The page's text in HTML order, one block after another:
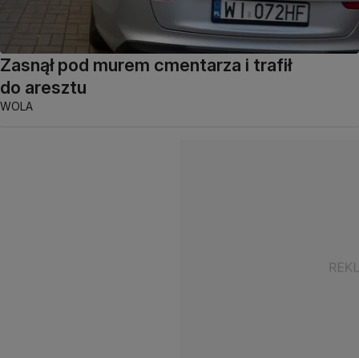
Zasnął pod murem cmentarza i trafił
do aresztu
WOLA